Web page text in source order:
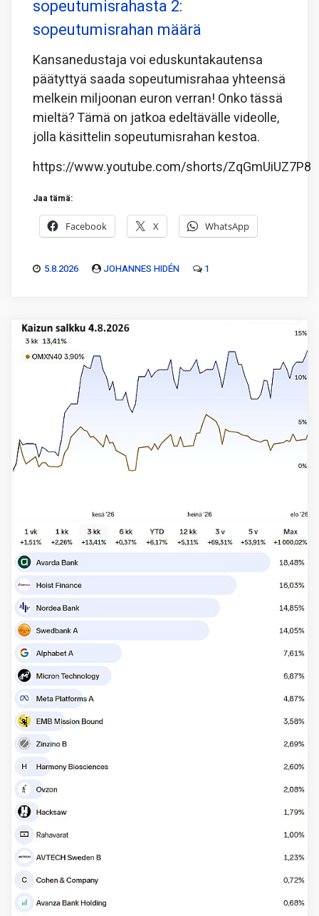
sopeutumisrahasta 2:
sopeutumisrahan määrä
Kansanedustaja voi eduskuntakautensa
päätyttyä saada sopeutumisrahaa yhteensä
melkein miljoonan euron verran! Onko tässä
mieltä? Tämä on jatkoa edeltävälle videolle,
jolla käsittelin sopeutumisrahan kestoa.
https://www.youtube.com/shorts/ZqGmUiUZ7P8
Jaa tämä:
Facebook X WhatsApp
5.8.2026 JOHANNES HIDÉN 1